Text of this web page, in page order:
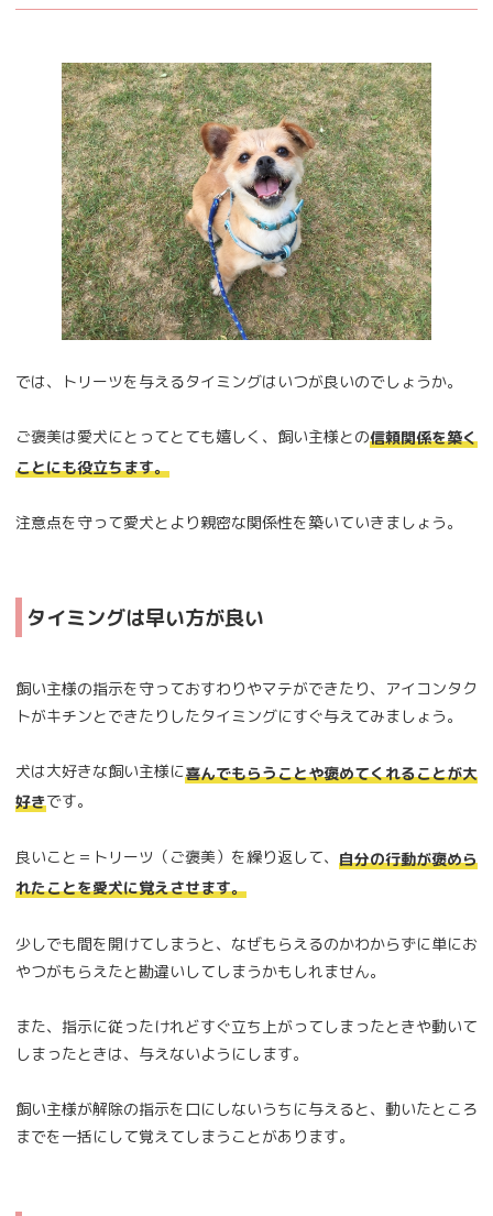
では、トリーツを与えるタイミングはいつが良いのでしょうか。
ご褒美は愛犬にとってとても嬉しく、飼い主様との信頼関係を築く
ことにも役立ちます。
注意点を守って愛犬とより親密な関係性を築いていきましょう。
タイミングは早い方が良い
飼い主様の指示を守っておすわりやマテができたり、アイコンタク
トがキチンとできたりしたタイミングにすぐ与えてみましょう。
犬は大好きな飼い主様に喜んでもらうことや褒めてくれることが大
好きです。
良いこと＝トリーツ（ご褒美）を繰り返して、 自分の行動が褒めら
れたことを愛犬に覚えさせます。
少しでも間を開けてしまうと、なぜもらえるのかわからずに単にお
やつがもらえたと勘違いしてしまうかもしれません。
また、指示に従ったけれどすぐ立ち上がってしまったときや動いて
しまったときは、与えないようにします。
飼い主様が解除の指示を口にしないうちに与えると、動いたところ
までを一括にして覚えてしまうことがあります。